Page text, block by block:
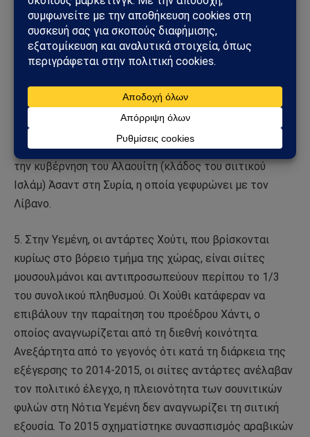
και τα δικαιώματα του σιιτικού πληθυσμού στο
εξωτερικό. Για παράδειγμα, μετά την ιρανική ισλαμική
επανάσταση του 1979 που έφερε την σιιτική κυβέρνηση
χρηματοδοτεί και να ενθαρρύνει τις σιιτικές
εξεγέρσεις στην ανατολική περιοχή της Σαουδικής
Αραβίας, η οποία είναι πλούσια σε πετρελαϊκά
αποθέματα. Η ιρανική κυβέρνηση υποστηρίζει επίσης
την κυβέρνηση του Αλαουίτη (κλάδος του σιιτικού
Ισλάμ) Άσαντ στη Συρία, η οποία γεφυρώνει με τον
Λίβανο.
5. Στην Υεμένη, οι αντάρτες Χούτι, που βρίσκονται
κυρίως στο βόρειο τμήμα της χώρας, είναι σιίτες
μουσουλμάνοι και αντιπροσωπεύουν περίπου το 1/3
του συνολικού πληθυσμού. Οι Χούθι κατάφεραν να
επιβάλουν την παραίτηση του προέδρου Χάντι, ο
οποίος αναγνωρίζεται από τη διεθνή κοινότητα.
Ανεξάρτητα από το γεγονός ότι κατά τη διάρκεια της
εξέγερσης το 2014-2015, οι σιίτες αντάρτες ανέλαβαν
τον πολιτικό έλεγχο, η πλειονότητα των σουνιτικών
φυλών στη Νότια Υεμένη δεν αναγνωρίζει τη σιιτική
εξουσία. Το 2015 σχηματίστηκε συνασπισμός αραβικών